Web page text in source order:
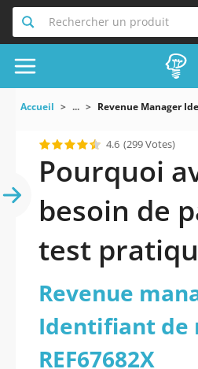
Rechercher un produit
Accueil ... Revenue Manager
4.6 (299 Votes)
Pourquoi
besoin de
test
mis à jour
Revenue
Revenue
Identifiant de
REF67682X